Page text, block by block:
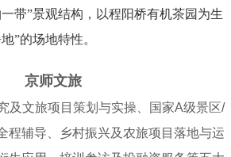
带”景观结构，以程阳桥有机茶园为生
”的场地特性。
京师文旅
及文旅项目策划与实操、国家A级景区/
程辅导、乡村振兴及农旅项目落地与运